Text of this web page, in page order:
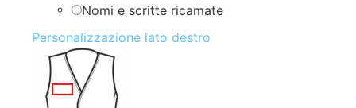
Nomi e scritte ricamate
Personalizzazione lato destro